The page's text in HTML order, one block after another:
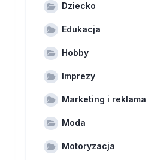
Dziecko
Edukacja
Hobby
Imprezy
Marketing i reklama
Moda
Motoryzacja